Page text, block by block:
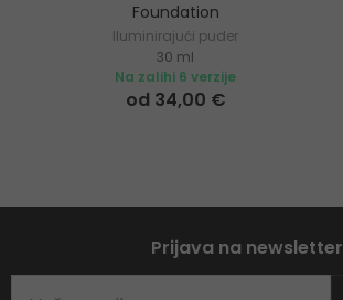
Foundation
Iluminirajući puder
30 ml
Na zalihi 6 verzije
od 34,00 €
Prijava na newsletter